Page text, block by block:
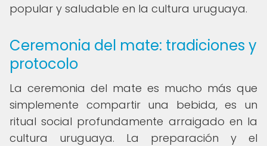
popular y saludable en la cultura uruguaya.
Ceremonia del mate: tradiciones y
protocolo
La ceremonia del mate es mucho más que
simplemente compartir una bebida, es un
ritual social profundamente arraigado en la
cultura uruguaya. La preparación y el